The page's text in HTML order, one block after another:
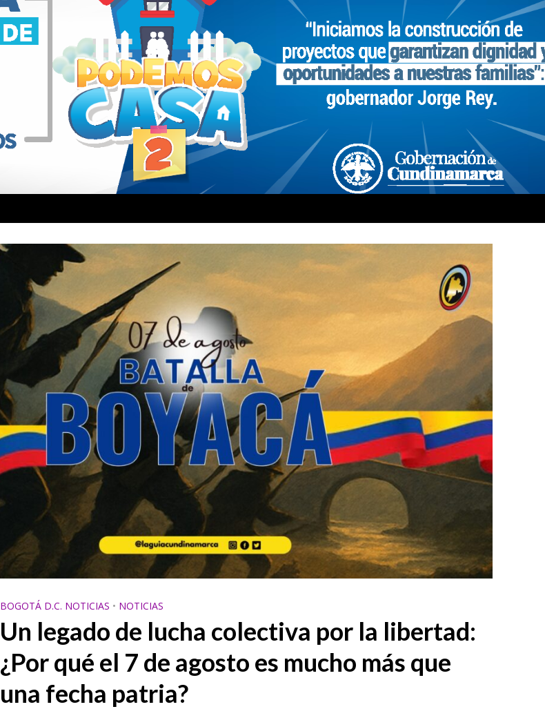
BOGOTÁ D.C. NOTICIAS • NOTICIAS
Un legado de lucha colectiva por la libertad:
¿Por qué el 7 de agosto es mucho más que
una fecha patria?